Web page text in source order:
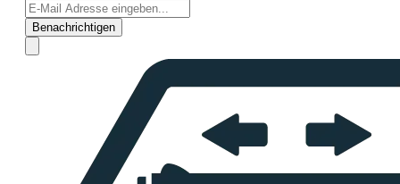
Benachrichtigen